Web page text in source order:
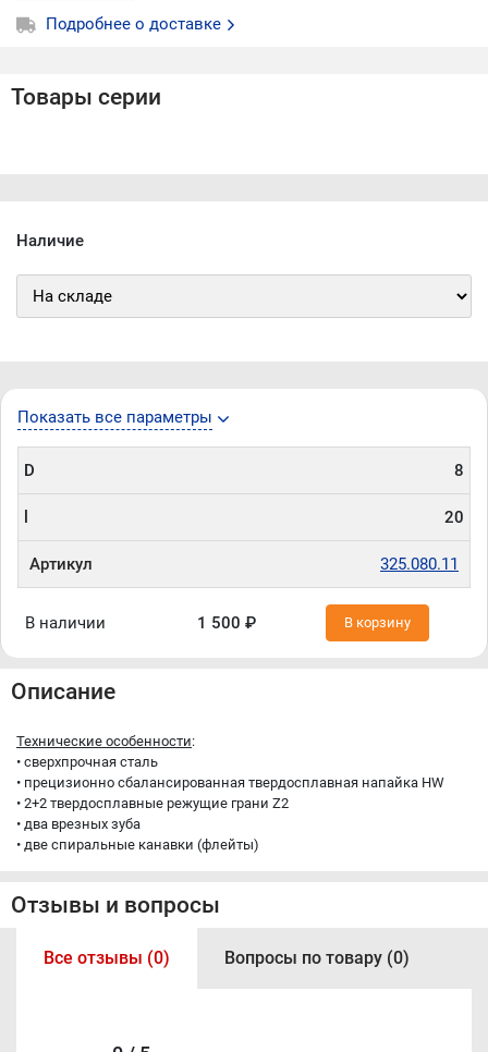
Подробнее о доставке
Товары серии
Наличие
Показать все параметры
D 8
20
Артикул 325.080.11
В наличии 1 500 ₽ В корзину
Описание
Технические особенности:
• cверхпрочная сталь
• прецизионно сбалансированная твердосплавная напайка HW
• 2+2 твердосплавные режущие грани Z2
• два врезных зуба
• две спиральные канавки (флейты)
Отзывы и вопросы
Все отзывы (0) Вопросы по товару (0)